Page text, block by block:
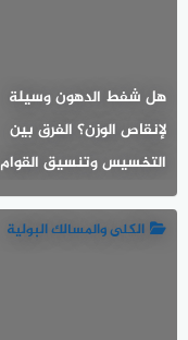
هل شفط الدهون وسيلة
لإنقاص الوزن؟ الفرق بين
التخسيس وتنسيق القوام
الكلى والمسالك البولية